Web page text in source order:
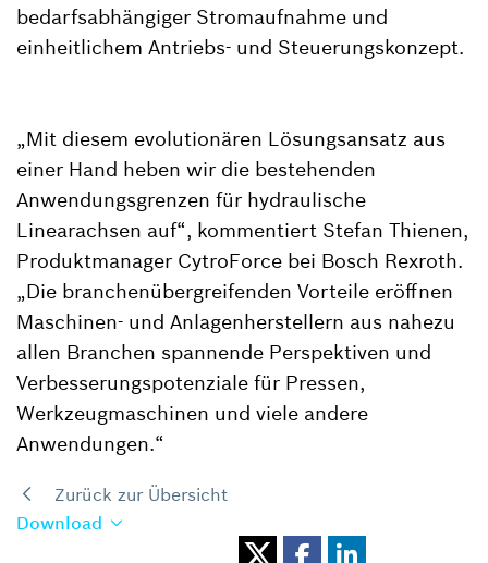
bedarfsabhängiger Stromaufnahme und
einheitlichem Antriebs- und Steuerungskonzept.
„Mit diesem evolutionären Lösungsansatz aus
einer Hand heben wir die bestehenden
Anwendungsgrenzen für hydraulische
Linearachsen auf“, kommentiert Stefan Thienen,
Produktmanager CytroForce bei Bosch Rexroth.
„Die branchenübergreifenden Vorteile eröffnen
Maschinen- und Anlagenherstellern aus nahezu
allen Branchen spannende Perspektiven und
Verbesserungspotenziale für Pressen,
Werkzeugmaschinen und viele andere
Anwendungen.“
Zurück zur Übersicht
Download